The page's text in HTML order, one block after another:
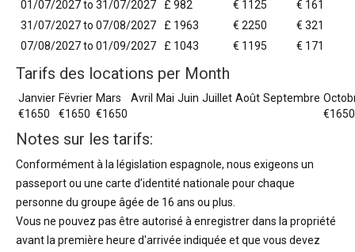
01/07/2027 to 31/07/2027
£ 982 € 1125
€ 161
31/07/2027 to 07/08/2027
£ 1963 € 2250
€ 321
07/08/2027 to 01/09/2027
£ 1043 € 1195 € 171
Tarifs des locations per Month
Janvier Fëvrier Mars Avril Mai Juin Juillet Août Septembre
€1650
€1650 €1650 €1650
Notes sur les tarifs:
Conformément à la législation espagnole, nous exigeons un
passeport ou une carte d’identité nationale pour chaque
personne du groupe âgée de 16 ans ou plus.
Vous ne pouvez pas être autorisé à enregistrer dans la propriété
avant la première heure d'arrivée indiquée et que vous devez